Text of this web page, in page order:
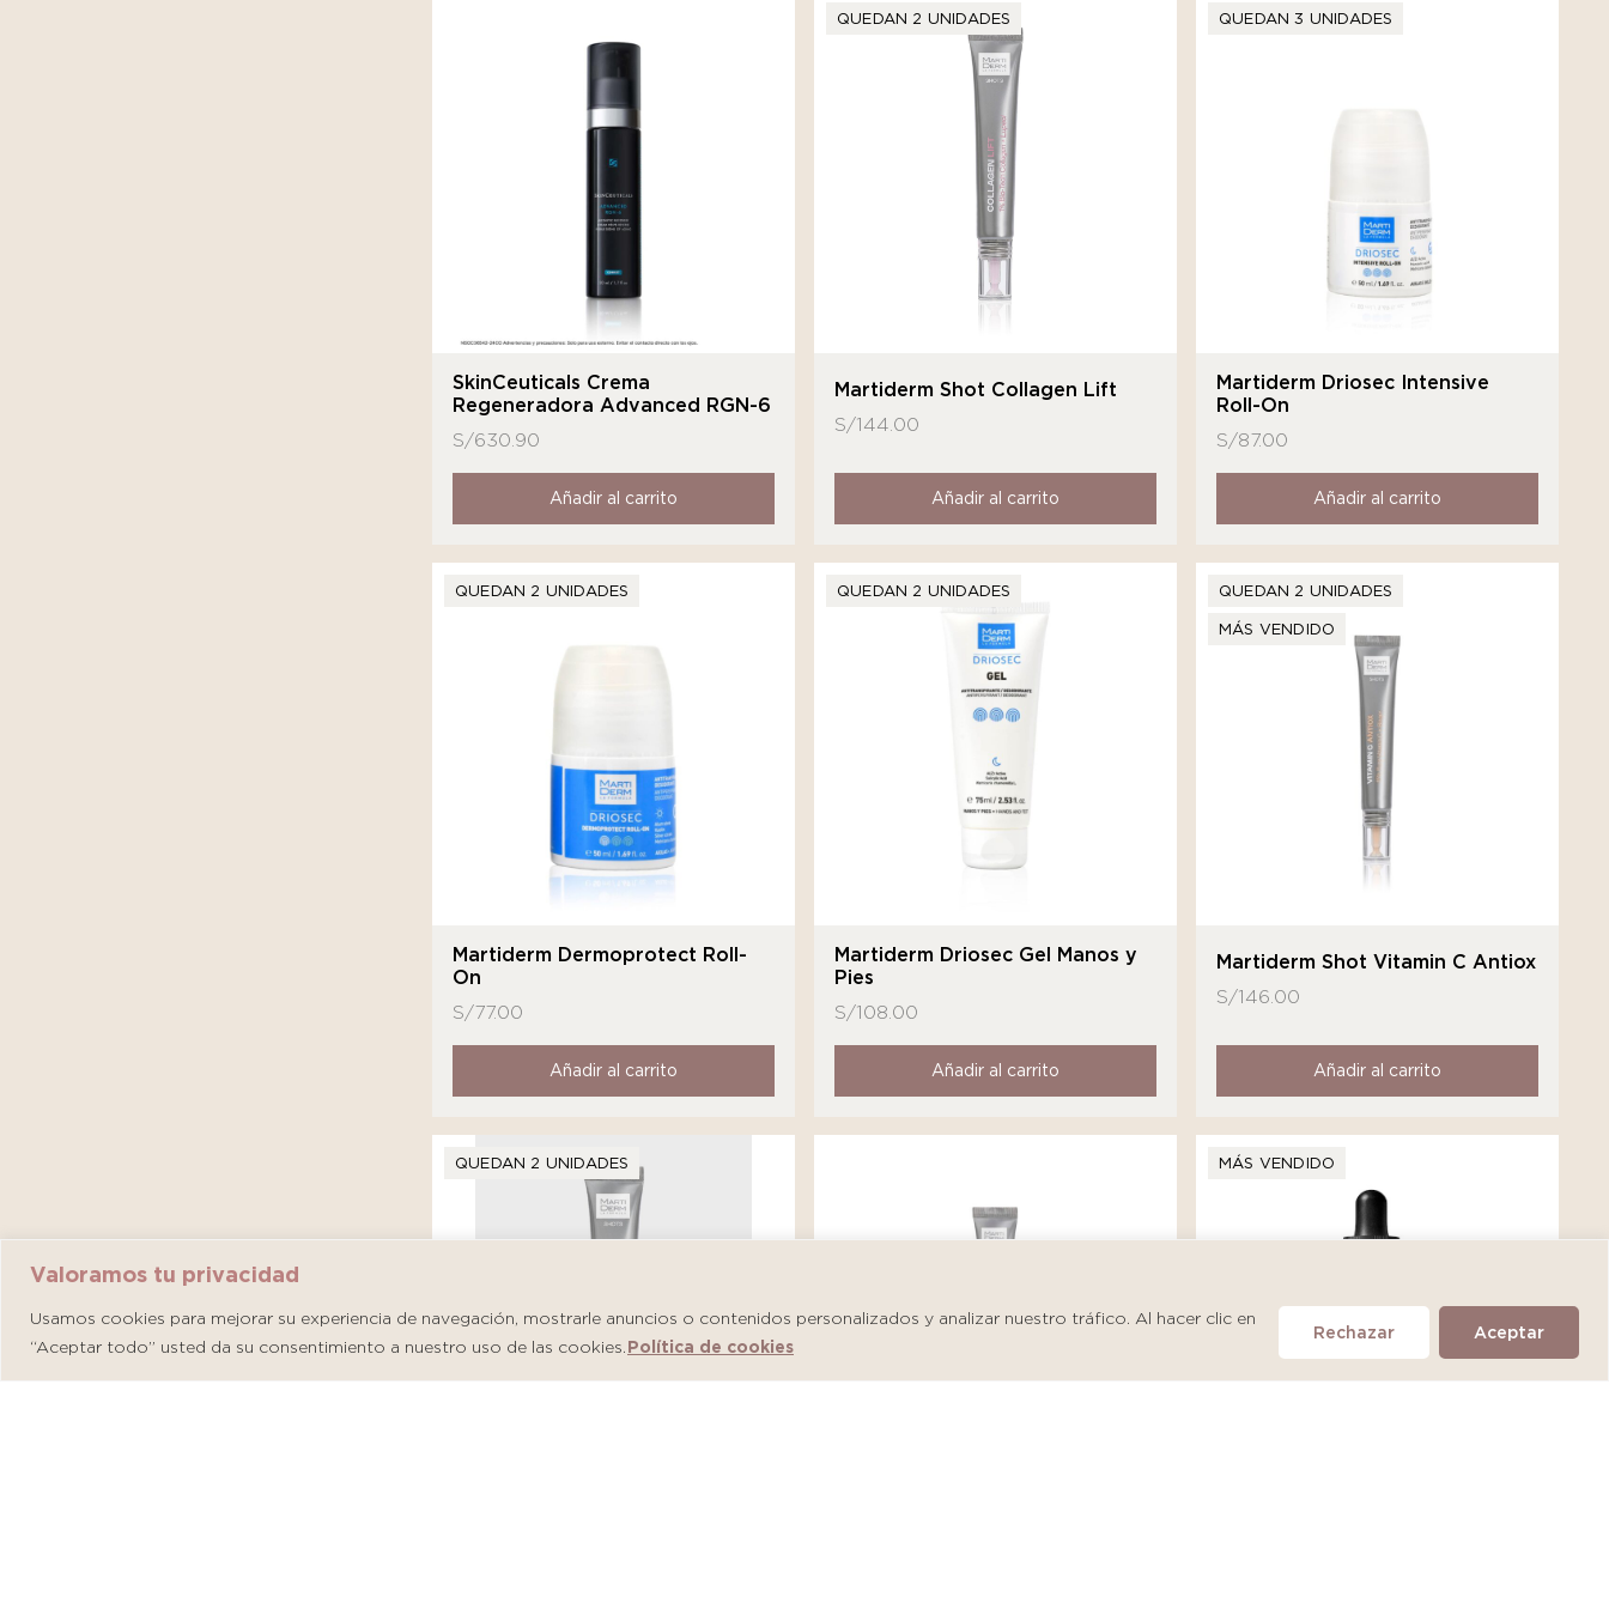
Valoramos tu privacidad
Usamos cookies para mejorar su experiencia de navegación, mostrarle anuncios o contenidos personalizados y analizar nuestro tráfico. Al hacer clic en
“Aceptar todo” usted da su consentimiento a nuestro uso de las cookies. Política de cookies
Rechazar Aceptar
SkinCeuticals Crema
Regeneradora Advanced RGN-6
S/630.90
Añadir al carrito
QUEDAN 2 UNIDADES
Martiderm Shot Collagen Lift
S/144.00
Añadir al carrito
QUEDAN 3 UNIDADES
Martiderm Driosec Intensive
Roll-On
S/87.00
Añadir al carrito
QUEDAN 2 UNIDADES
Martiderm Dermoprotect Roll-
On
S/77.00
Añadir al carrito
QUEDAN 2 UNIDADES
Martiderm Driosec Gel Manos y
Pies
S/108.00
Añadir al carrito
QUEDAN 2 UNIDADES
MÁS VENDIDO
Martiderm Shot Vitamin C Antiox
S/146.00
Añadir al carrito
QUEDAN 2 UNIDADES MÁS VENDIDO